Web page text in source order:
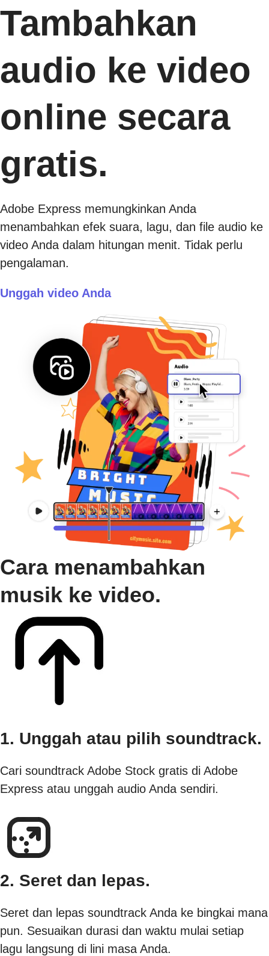
Tambahkan
audio ke video
online secara
gratis.
Adobe Express memungkinkan Anda
menambahkan efek suara, lagu, dan file audio ke
video Anda dalam hitungan menit. Tidak perlu
pengalaman.
Unggah video Anda
Cara menambahkan
musik ke video.
1. Unggah atau pilih soundtrack.
Cari soundtrack Adobe Stock gratis di Adobe
Express atau unggah audio Anda sendiri.
2. Seret dan lepas.
Seret dan lepas soundtrack Anda ke bingkai mana
pun. Sesuaikan durasi dan waktu mulai setiap
lagu langsung di lini masa Anda.